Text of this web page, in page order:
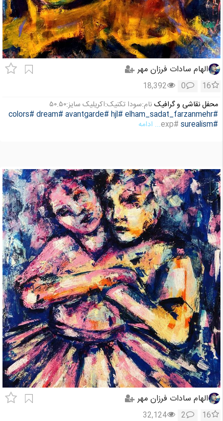
الهام سادات فرزان مهر
16
0
18,392
محفل نقاشی و گرافیک نام:سودا تکنیک:اکریلیک سایز:۵۰.۵۰
#elham_sadat_farzanmehr
#hjl
#avantgarde
#dream
#colors
#surealism
#exp ... ادامه
الهام سادات فرزان مهر
16
2
32,124